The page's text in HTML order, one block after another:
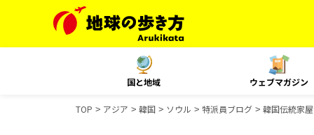
国と地域 ウェブマガジン
TOP アジア 韓国 ソウル 特派員ブログ 韓国伝統家